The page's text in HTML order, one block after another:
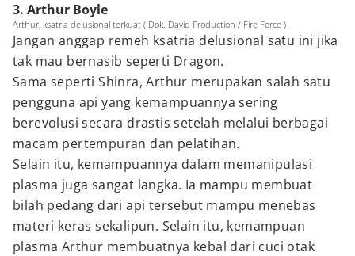
3. Arthur Boyle
Arthur, ksatria delusional terkuat ( Dok. David Production / Fire Force )
Jangan anggap remeh ksatria delusional satu ini jika
tak mau bernasib seperti Dragon.
Sama seperti Shinra, Arthur merupakan salah satu
pengguna api yang kemampuannya sering
berevolusi secara drastis setelah melalui berbagai
macam pertempuran dan pelatihan.
Selain itu, kemampuannya dalam memanipulasi
plasma juga sangat langka. Ia mampu membuat
bilah pedang dari api tersebut mampu menebas
materi keras sekalipun. Selain itu, kemampuan
plasma Arthur membuatnya kebal dari cuci otak